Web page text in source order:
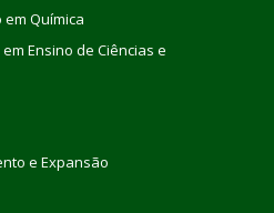
Química
Ensino de Ciências e
e Expansão